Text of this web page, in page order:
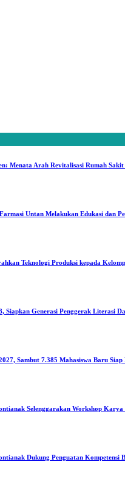
Menata Arah Revitalisasi Rumah
Untan Melakukan Edukasi
Teknologi Produksi kepada
Siapkan Generasi Penggerak Literasi
Sambut 7.385 Mahasiswa Baru
Selenggarakan Workshop
Dukung Penguatan Kompetensi